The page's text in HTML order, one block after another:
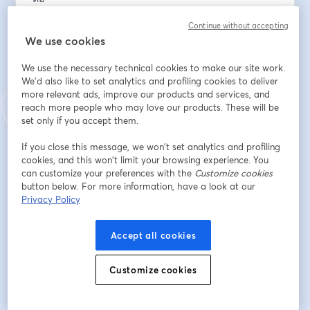
💡 พร้อมตัวอย่างจริง และเคล็ดลับที่คุณนำไปใช้ได้ทันที!
- เข้าใจภาพรวมของ Customer Service ยุคใหม่ ที่เชื่อม
โยงกับยอดขายโดยตรง
- แนวทางการออกแบบ Omnichannel Experience ที่มี
ประสิทธิภาพ
Cross-sell และสร้าง Retention
- เรียนรู้การประยุกต์ใช้ Freshdesk Omnichannel และ
Freddy AI ในองค์กร
- รับข้อเสนอพิเศษจาก Sundae Solutions สำหรับผู้เข้าร่วม
We use cookies
We use the necessary technical cookies to make our site work.
We'd also like to set analytics and profiling cookies to deliver
more relevant ads, improve our products and services, and
reach more people who may love our products. These will be
set only if you accept them.
If you close this message, we won’t set analytics and profiling
cookies, and this won’t limit your browsing experience. You
can customize your preferences with the Customize cookies
button below. For more information, have a look at our
Privacy Policy
Accept all cookies
Customize cookies
Continue without accepting